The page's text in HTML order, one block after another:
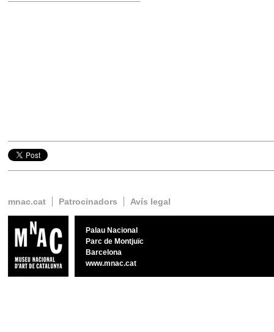
Twitter
mnac.cat Patrocinadors Avís legal
Palau Nacional
Parc de Montjuïc
Barcelona
www.mnac.cat